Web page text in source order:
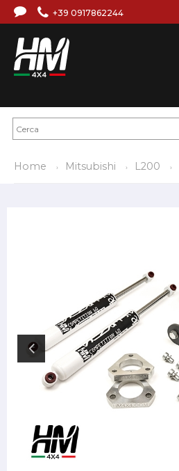
+39 0917862244
Home Mitsubishi L200